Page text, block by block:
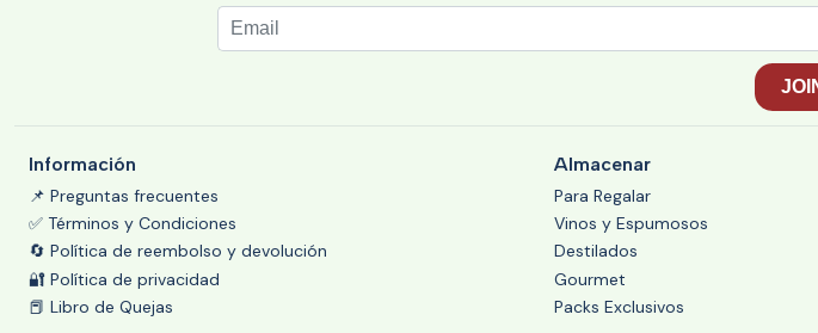
Información
📌 Preguntas frecuentes
✅ Términos y Condiciones
🔄 Política de reembolso y devolución
🔐 Política de privacidad
📕 Libro de Quejas
Almacenar
Para Regalar
Vinos y Espumosos
Destilados
Gourmet
Packs Exclusivos